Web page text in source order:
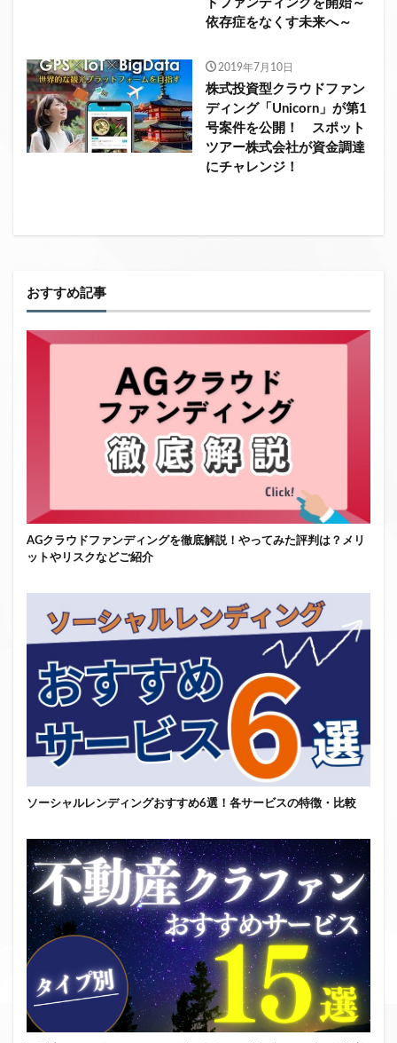
ドファンディングを開始～
依存症をなくす未来へ～
2019年7月10日
株式投資型クラウドファン
ディング「Unicorn」が第1
号案件を公開！ スポット
ツアー株式会社が資金調達
にチャレンジ！
おすすめ記事
AGクラウドファンディングを徹底解説！やってみた評判は？メリ
ットやリスクなどご紹介
ソーシャルレンディングおすすめ6選！各サービスの特徴・比較